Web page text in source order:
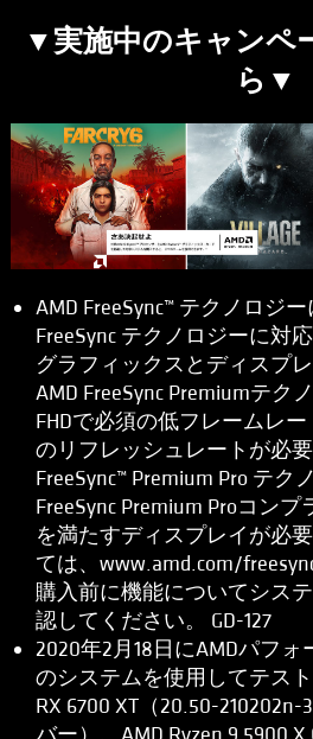
▼実施中のキャンペ
ら▼
AMD FreeSync™ テクノロジ
FreeSync テクノロジーに対
グラフィックスとディスプ
AMD FreeSync Premiumテク
FHDで必須の低フレームレ
のリフレッシュレートが必
FreeSync™ Premium Pro テク
FreeSync Premium Proコン
を満たすディスプレイが必
ては、www.amd.com/
購入前に機能についてシス
認してください。 GD-127
2020年2月18日にAMDパフ
のシステムを使用してテス
RX 6700 XT（20.50-210202n-